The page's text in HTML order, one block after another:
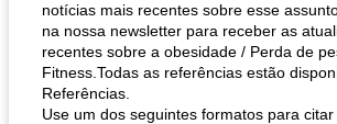
notícias mais recentes sobre esse
na nossa newsletter para receber as
recentes sobre a obesidade / Perda de
Fitness.Todas as referências estão
Referências.
Use um dos seguintes formatos para